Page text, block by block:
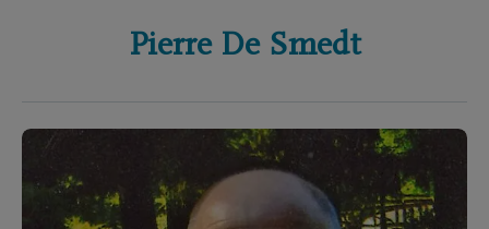
Pierre De Smedt